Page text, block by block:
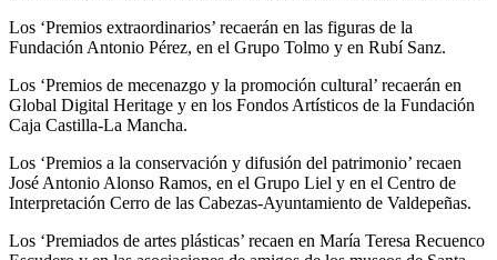
Los ‘Premios extraordinarios’ recaerán en las figuras de la
Fundación Antonio Pérez, en el Grupo Tolmo y en Rubí Sanz.
Los ‘Premios de mecenazgo y la promoción cultural’ recaerán en
Global Digital Heritage y en los Fondos Artísticos de la Fundación
Caja Castilla-La Mancha.
Los ‘Premios a la conservación y difusión del patrimonio’ recaen
José Antonio Alonso Ramos, en el Grupo Liel y en el Centro de
Interpretación Cerro de las Cabezas-Ayuntamiento de Valdepeñas.
Los ‘Premiados de artes plásticas’ recaen en María Teresa Recuenco